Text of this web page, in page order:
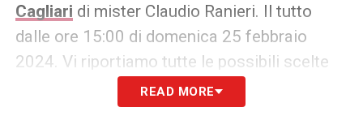
Cagliari di mister Claudio Ranieri. Il tutto
dalle ore 15:00 di domenica 25 febbraio
2024. Vi riportiamo tutte le possibili scelte
del nuovo tecnico dei partenopei per sfidare
la formazione sarda.La probabile
READ MORE